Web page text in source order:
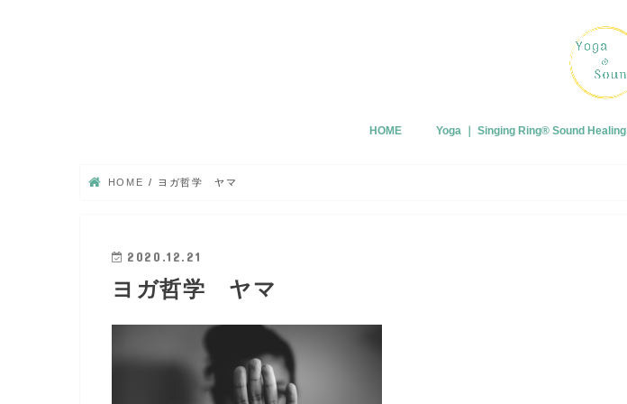
HOME Yoga ｜ Singing Ring®︎ Sound Healing
HOME ヨガ哲学 ヤマ
2020.12.21
ヨガ哲学 ヤマ